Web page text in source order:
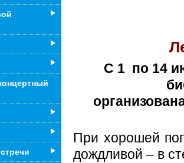
С 1 по 14
При хорошей
дождливой – в